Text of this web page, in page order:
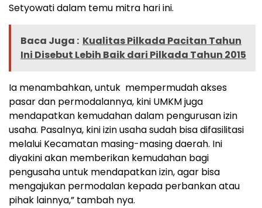
Setyowati dalam temu mitra hari ini.
Baca Juga : Kualitas Pilkada Pacitan Tahun
Ini Disebut Lebih Baik dari Pilkada Tahun 2015
Ia menambahkan, untuk mempermudah akses
pasar dan permodalannya, kini UMKM juga
mendapatkan kemudahan dalam pengurusan izin
usaha. Pasalnya, kini izin usaha sudah bisa difasilitasi
melalui Kecamatan masing-masing daerah. Ini
diyakini akan memberikan kemudahan bagi
pengusaha untuk mendapatkan izin, agar bisa
mengajukan permodalan kepada perbankan atau
pihak lainnya,” tambah nya.